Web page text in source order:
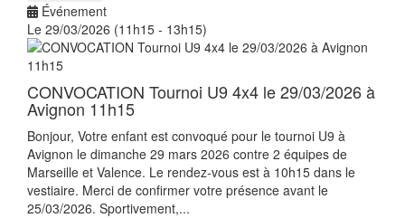
Événement
Le 29/03/2026 (11h15 - 13h15)
CONVOCATION Tournoi U9 4x4 le 29/03/2026 à
Avignon 11h15
Bonjour, Votre enfant est convoqué pour le tournoi U9 à
Avignon le dimanche 29 mars 2026 contre 2 équipes de
Marseille et Valence. Le rendez-vous est à 10h15 dans le
vestiaire. Merci de confirmer votre présence avant le
25/03/2026. Sportivement,...